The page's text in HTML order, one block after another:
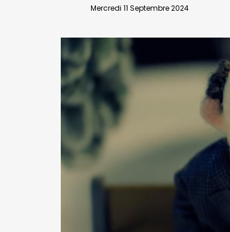
Mercredi 11 Septembre 2024
Abonnement